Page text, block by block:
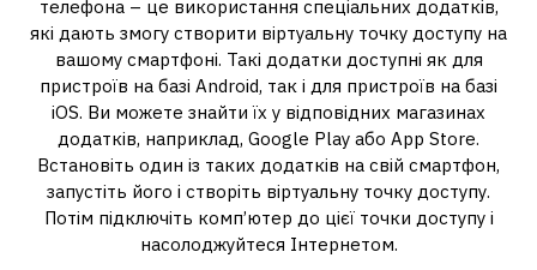
телефона – це використання спеціальних додатків,
які дають змогу створити віртуальну точку доступу на
вашому смартфоні. Такі додатки доступні як для
пристроїв на базі Android, так і для пристроїв на базі
iOS. Ви можете знайти їх у відповідних магазинах
додатків, наприклад, Google Play або App Store.
Встановіть один із таких додатків на свій смартфон,
запустіть його і створіть віртуальну точку доступу.
Потім підключіть комп’ютер до цієї точки доступу і
насолоджуйтеся Інтернетом.